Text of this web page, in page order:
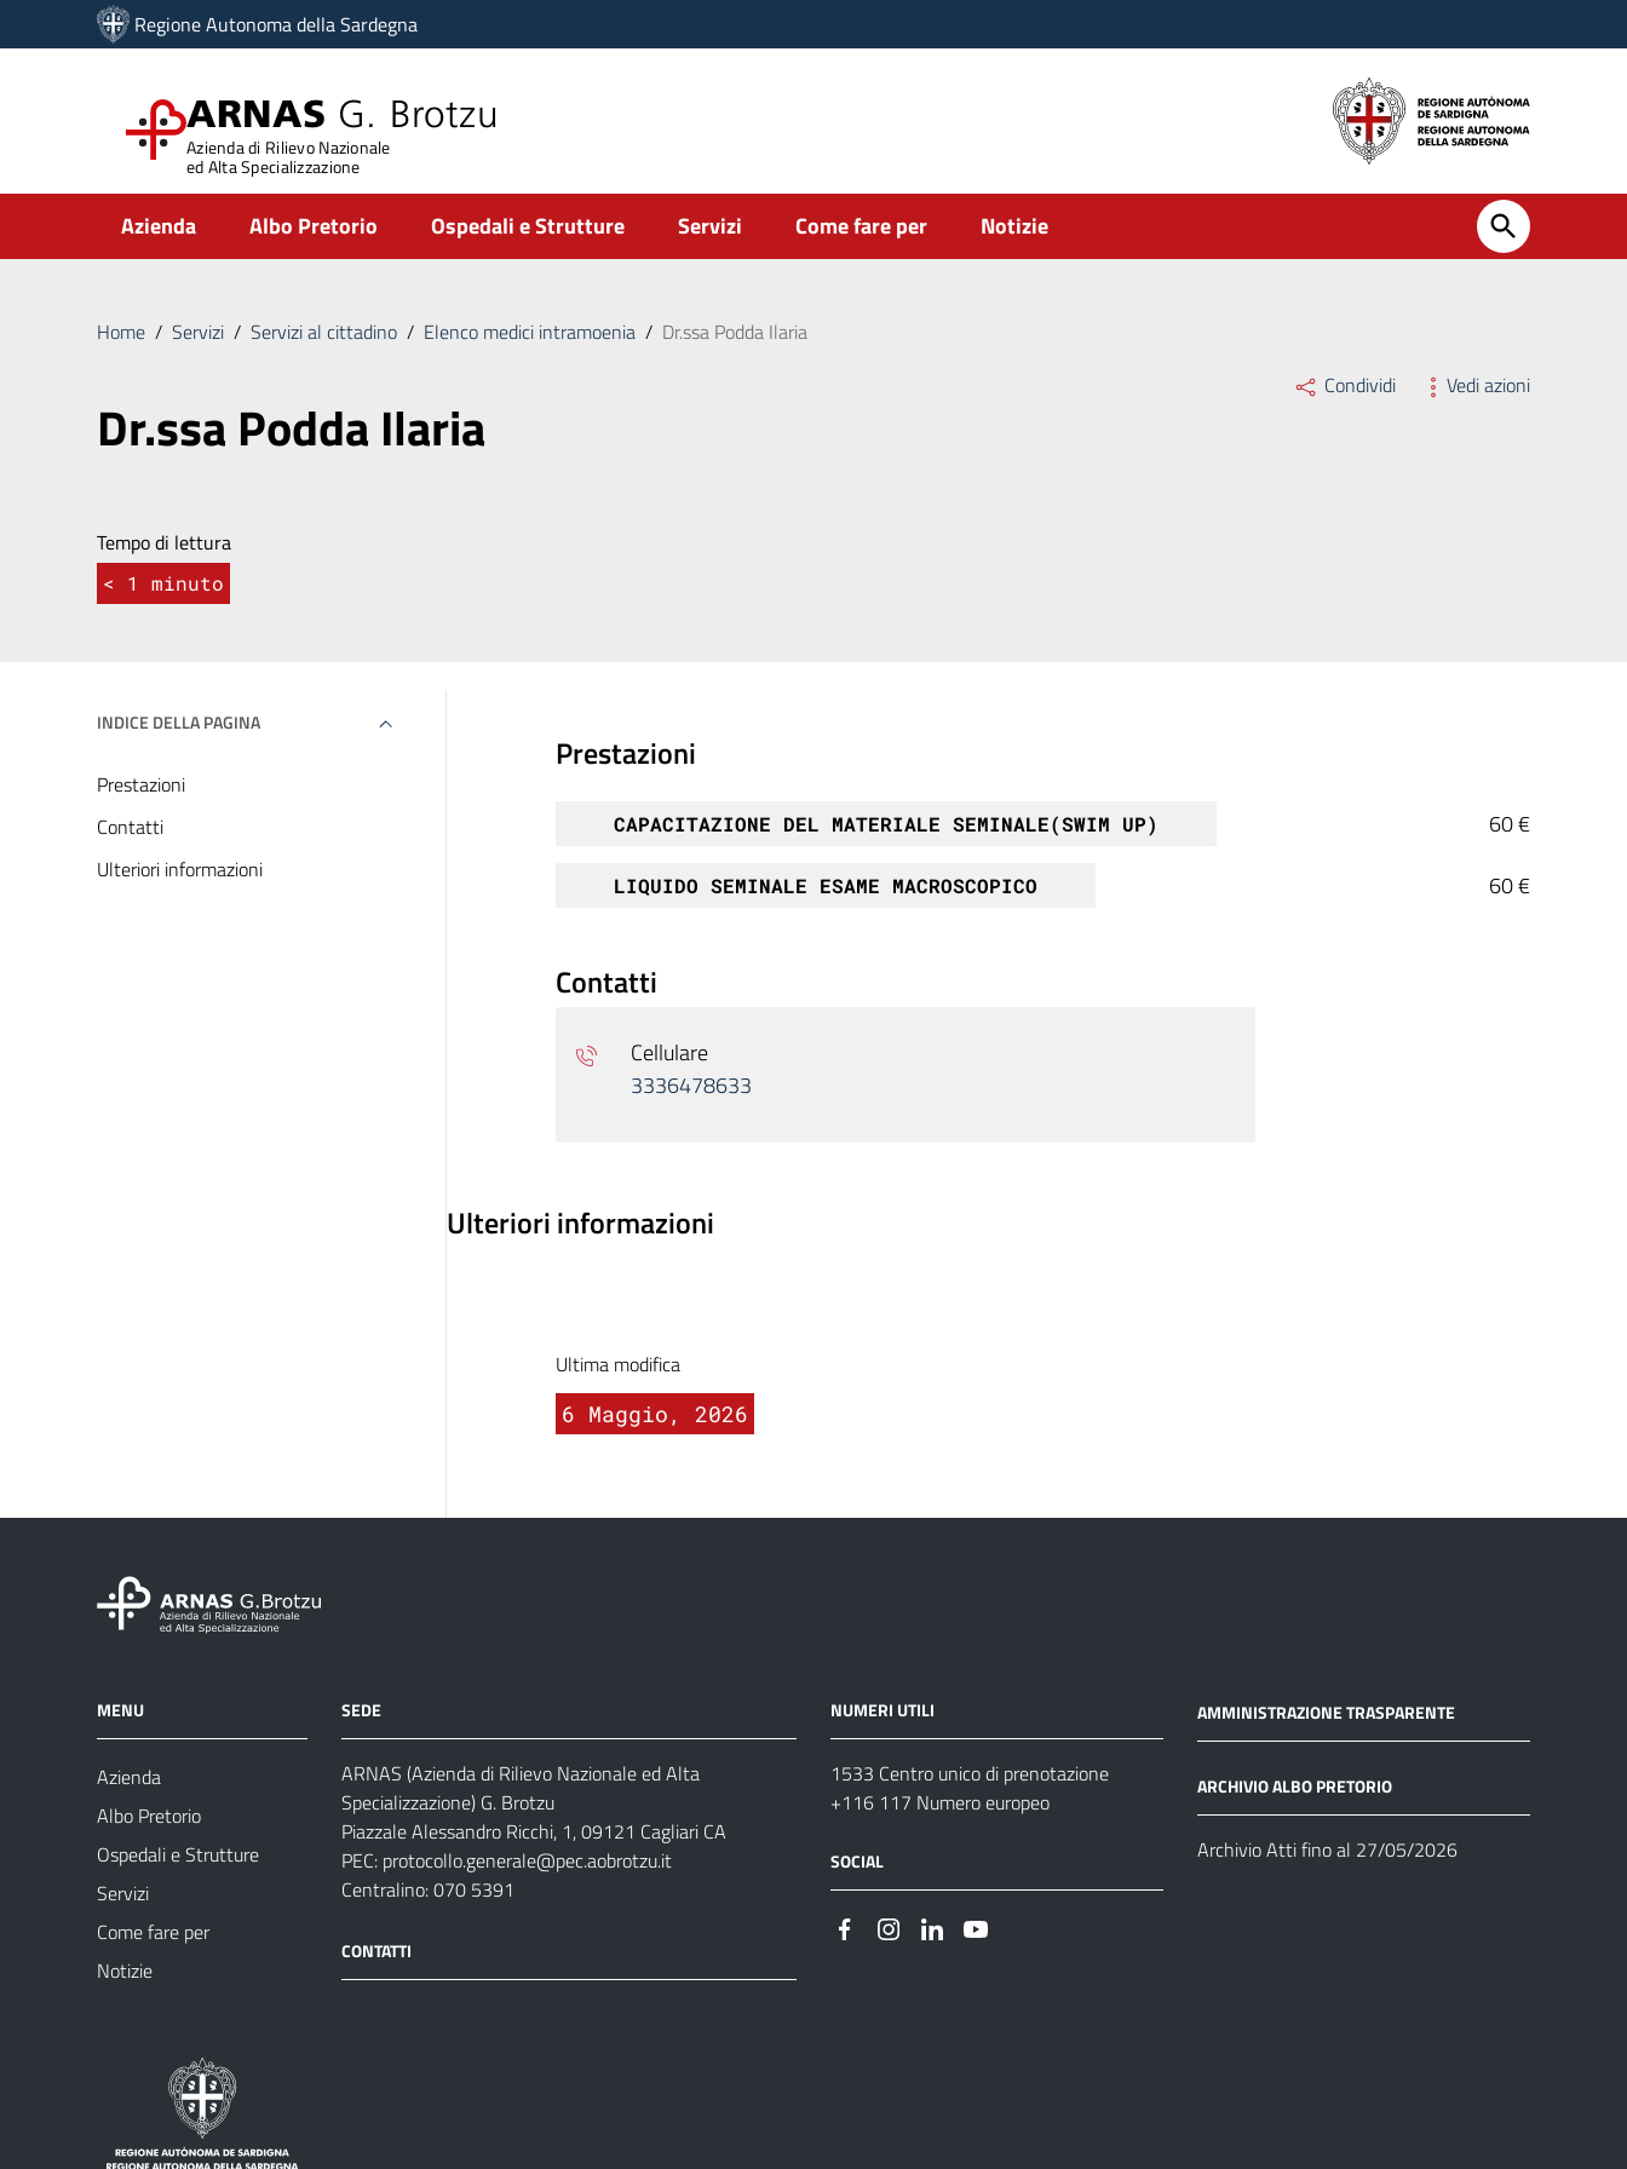
Vai ai contenuti
Vai al menu di navigazione
Regione Autonoma della Sardegna
ARNAS G. Brotzu
Azienda di Rilievo Nazionale
ed Alta Specializzazione
Submenu
Azienda Albo Pretorio Ospedali e Strutture Servizi Come fare per Notizie
Home / Servizi / Servizi al cittadino / Elenco medici intramoenia / Dr.ssa Podda Ilaria
Dr.ssa Podda Ilaria
Condividi Vedi azioni
Tempo di lettura
< 1 minuto
INDICE DELLA PAGINA
Prestazioni
Contatti
Ulteriori informazioni
Prestazioni
CAPACITAZIONE DEL MATERIALE SEMINALE(SWIM UP) 60 €
LIQUIDO SEMINALE ESAME MACROSCOPICO 60 €
Contatti
Cellulare
3336478633
Ulteriori informazioni
Ultima modifica
6 Maggio, 2026
MENU
Azienda
Albo Pretorio
Ospedali e Strutture
Servizi
Come fare per
Notizie
SEDE
ARNAS (Azienda di Rilievo Nazionale ed Alta
Specializzazione) G. Brotzu
Piazzale Alessandro Ricchi, 1, 09121 Cagliari CA
PEC: protocollo.generale@pec.aobrotzu.it
Centralino: 070 5391
CONTATTI
NUMERI UTILI
1533 Centro unico di prenotazione
+116 117 Numero europeo
SOCIAL
AMMINISTRAZIONE TRASPARENTE
ARCHIVIO ALBO PRETORIO
Archivio Atti fino al 27/05/2026